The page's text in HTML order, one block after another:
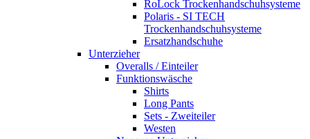
RoLock Trockenhandschuhsysteme
Polaris - SI TECH
Trockenhandschuhsysteme
Ersatzhandschuhe
Unterzieher
Overalls / Einteiler
Funktionswäsche
Shirts
Long Pants
Sets - Zweiteiler
Westen